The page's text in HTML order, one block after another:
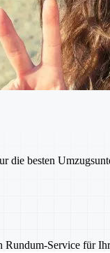
die besten
Rundum-Service für